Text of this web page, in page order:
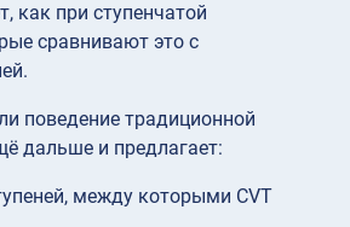
как при ступенчатой
сравнивают это с
поведение традиционной
дальше и предлагает:
между которыми CVT